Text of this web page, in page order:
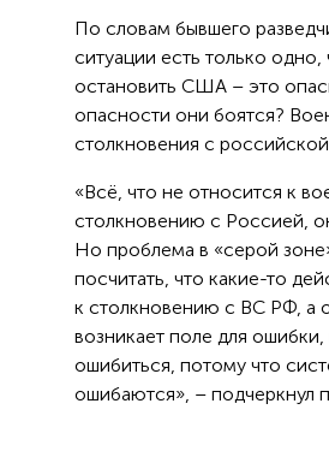
По словам бывшего
ситуации есть только
остановить США – это
опасности они боятся?
столкновения с
«Всё, что не относится к
столкновению с Россией,
Но проблема в «серой
посчитать, что какие-то
к столкновению с ВС РФ, а
возникает поле для ошибки,
ошибиться, потому что
ошибаются», – подчеркнул